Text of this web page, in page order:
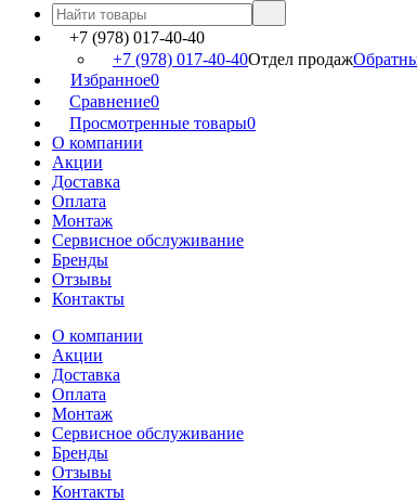
+7 (978) 017-40-40
+7 (978) 017-40-40Отдел продаж
Избранное0
Сравнение0
Просмотренные товары0
О компании
Акции
Доставка
Оплата
Монтаж
Сервисное обслуживание
Бренды
Отзывы
Контакты
О компании
Акции
Доставка
Оплата
Монтаж
Сервисное обслуживание
Бренды
Отзывы
Контакты